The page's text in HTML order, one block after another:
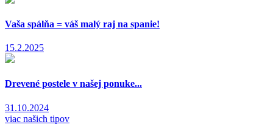
Vaša spálňa = váš malý raj na spanie!
15.2.2025
Drevené postele v našej ponuke...
31.10.2024
viac našich tipov